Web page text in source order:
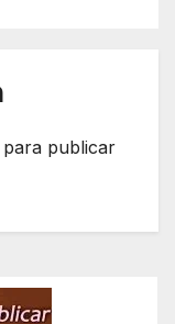
para publicar